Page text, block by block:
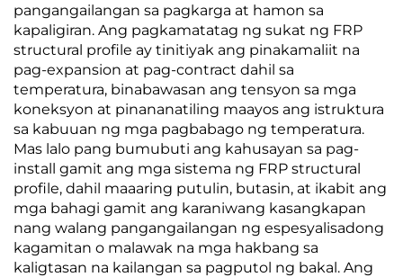
pangangailangan sa pagkarga at hamon sa
kapaligiran. Ang pagkamatatag ng sukat ng FRP
structural profile ay tinitiyak ang pinakamaliit na
pag-expansion at pag-contract dahil sa
temperatura, binabawasan ang tensyon sa mga
koneksyon at pinananatiling maayos ang istruktura
sa kabuuan ng mga pagbabago ng temperatura.
Mas lalo pang bumubuti ang kahusayan sa pag-
install gamit ang mga sistema ng FRP structural
profile, dahil maaaring putulin, butasin, at ikabit ang
mga bahagi gamit ang karaniwang kasangkapan
nang walang pangangailangan ng espesyalisadong
kagamitan o malawak na mga hakbang sa
kaligtasan na kailangan sa pagputol ng bakal. Ang